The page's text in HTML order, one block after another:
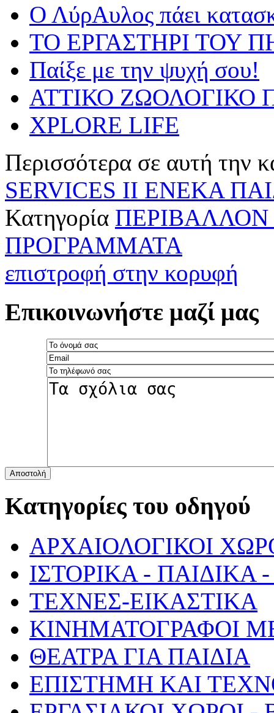
Ο ΛύρΑυλος πάει
ΤΟ ΕΡΓΑΣΤΗΡΙ ΤΟΥ
Παίξε με την ψυχή σου!
ΑΤΤΙΚΟ ΖΩΟΛΟΓΙΚΟ
XPLORE LIFE
Περισσότερα σε αυτή την
SERVICES II ΕΝΕΚΑ
Κατηγορία ΠΕΡΙΒΑΛΛΟΝ
ΠΡΟΓΡΑΜΜΑΤΑ
επιστροφή στην κορυφή
Επικοινωνήστε μαζί μας
Αποστολή
Κατηγορίες του οδηγού
ΑΡΧΑΙΟΛΟΓΙΚΟΙ
ΙΣΤΟΡΙΚΑ -
ΤΕΧΝΕΣ-ΕΙΚΑΣΤΙΚΑ
ΚΙΝΗΜΑΤΟΓΡΑΦΟΙ
ΘΕΑΤΡΑ ΓΙΑ ΠΑΙΔΙΑ
ΕΠΙΣΤΗΜΗ ΚΑΙ